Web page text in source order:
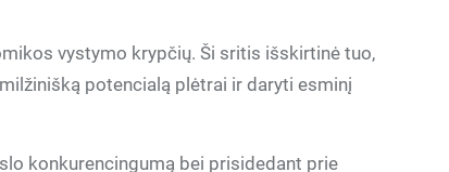
vystymo krypčių. Ši sritis išskirtinė tuo,
potencialą plėtrai ir daryti esminį
konkurencingumą bei prisidedant prie